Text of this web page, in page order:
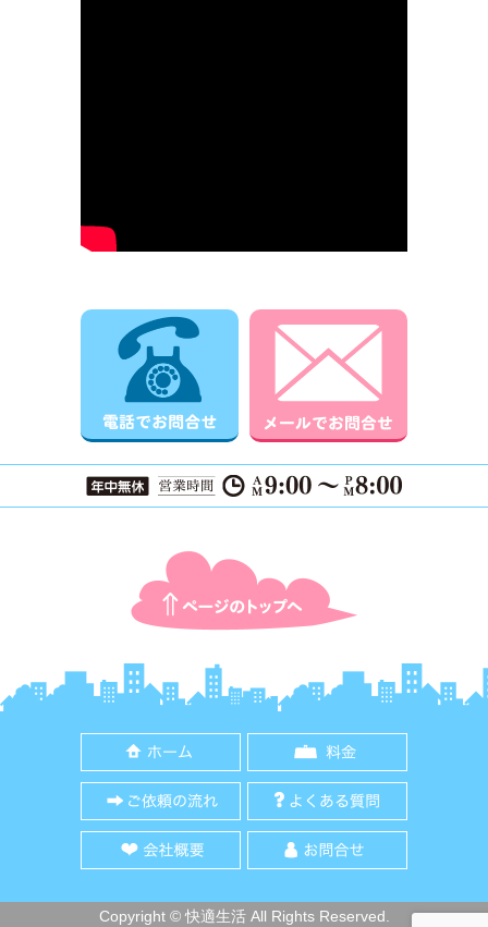
電話でお問合せ
ご依頼の流れ
会社概要
Copyright © 快適生活 All Rights Reserved.